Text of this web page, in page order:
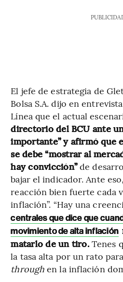
El jefe de estrategia de
Bolsa S.A. dijo en
Línea que el actual
directorio del BCU ante
importante” y afirmó que
se debe “mostrar al
hay convicción”de
bajar el indicador. Ante
reacción bien fuerte cada
inflación”. “Hay una
centrales que dice que
movimiento de alta inflación
matarlo de un tiro.Tenes
la tasa alta por un rato
through en la inflación